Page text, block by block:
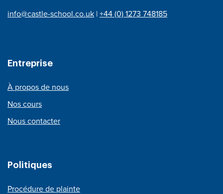
info@castle-school.co.uk |+44 (0) 1273 748185
Entreprise
À propos de nous
Nos cours
Nous contacter
Politiques
Procédure de plainte